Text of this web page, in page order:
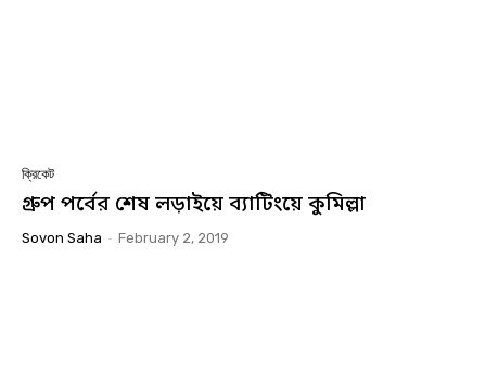
ক্রিকেট
গ্রুপ পর্বের শেষ লড়াইয়ে ব্যাটিংয়ে কুমিল্লা
Sovon Saha - February 2, 2019